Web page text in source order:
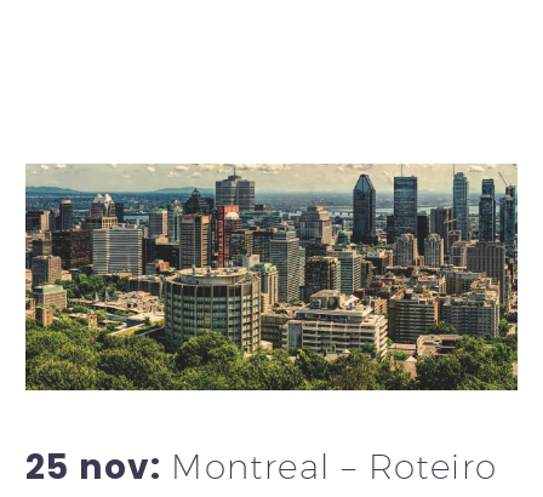
0 1
25 nov: Montreal – Roteiro